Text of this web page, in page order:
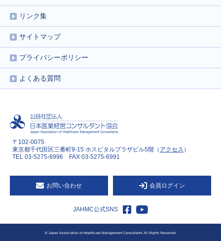
リンク集
サイトマップ
プライバシーポリシー
よくある質問
〒102-0075
東京都千代田区三番町9-15 ホスピタルプラザビル5階（ アクセス ）
TEL 03-5275-6996 FAX 03-5275-6991
お問い合わせ 会員ログイン
JAHMC公式SNS
©Japan Association of Healthcare Management Consultants All Rights Reserved.